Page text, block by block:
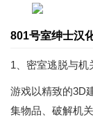
801号室绅士汉
1、密室逃脱与机
游戏以精致的3D
集物品、破解机